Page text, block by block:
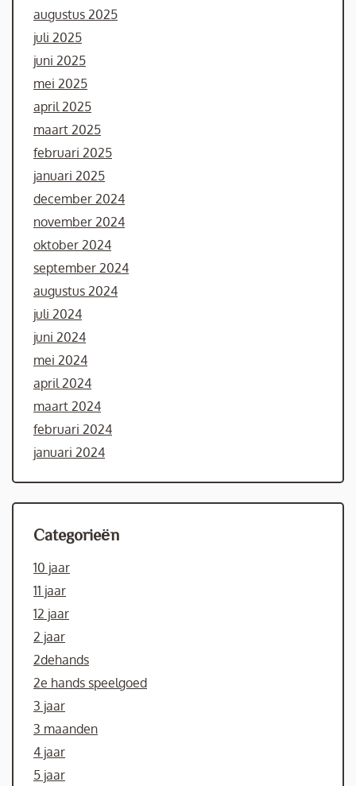
augustus 2025
juli 2025
juni 2025
mei 2025
april 2025
maart 2025
februari 2025
januari 2025
december 2024
november 2024
oktober 2024
september 2024
augustus 2024
juli 2024
juni 2024
mei 2024
april 2024
maart 2024
februari 2024
januari 2024
Categorieën
10 jaar
11 jaar
12 jaar
2 jaar
2dehands
2e hands speelgoed
3 jaar
3 maanden
4 jaar
5 jaar